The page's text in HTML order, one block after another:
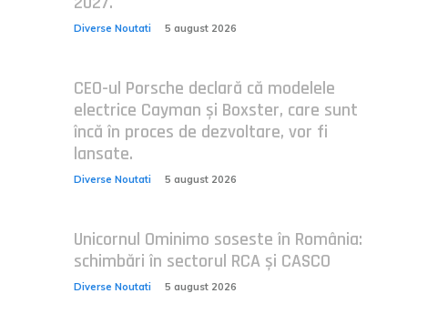
Diverse Noutati 5 august 2026
CEO-ul Porsche declară că modelele
electrice Cayman și Boxster, care sunt
încă în proces de dezvoltare, vor fi
lansate.
Diverse Noutati 5 august 2026
Unicornul Ominimo soseste în România:
schimbări în sectorul RCA și CASCO
Diverse Noutati 5 august 2026